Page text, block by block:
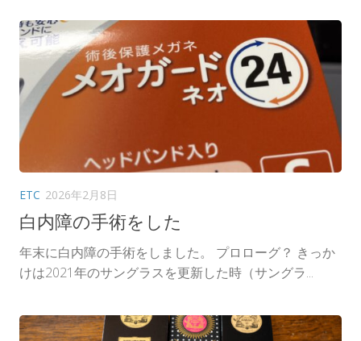
ETC 2026年2月8日
白内障の手術をした
年末に白内障の手術をしました。 プロローグ？ きっか
けは2021年のサングラスを更新した時（サングラ...